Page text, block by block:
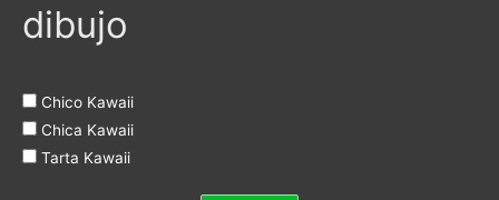
dibujo
Chico Kawaii
Chica Kawaii
Tarta Kawaii